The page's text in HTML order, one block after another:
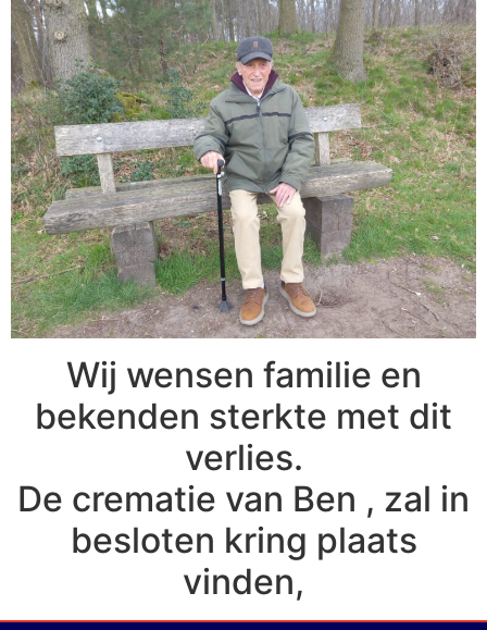
Wij wensen familie en
bekenden sterkte met dit
verlies.
De crematie van Ben , zal in
besloten kring plaats
vinden,